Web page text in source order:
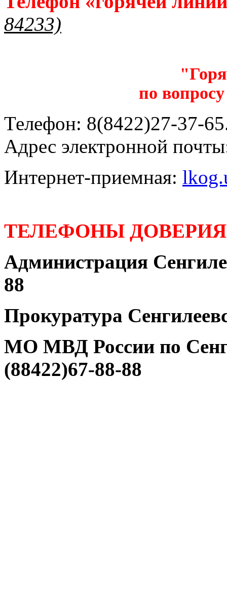
84233)
по
Телефон: 8(8422)27-37-
Адрес электронной
Интернет-приемная:
ТЕЛЕФОНЫ
Администрация
88
Прокуратура
МО МВД России по
(88422)67-88-88